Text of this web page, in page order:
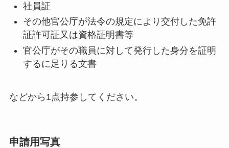
社員証
その他官公庁が法令の規定により交付した免許
証許可証又は資格証明書等
官公庁がその職員に対して発行した身分を証明
するに足りる文書
などから1点持参してください。
申請用写真